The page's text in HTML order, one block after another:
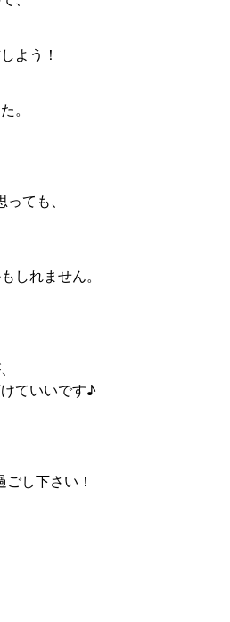
よう！
。
ても、
しれません。
ていいです♪
し下さい！